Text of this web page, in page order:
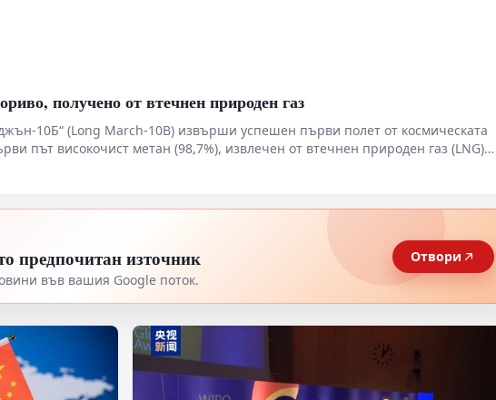
получено от втечнен природен газ
10Б“ (Long March-10B) извърши успешен първи полет от космическата
път високочист метан (98,7%), извлечен от втечнен природен газ (LNG).
за търговската космическа индустрия в страната.
предпочитан източник
във вашия Google поток.
Отвори